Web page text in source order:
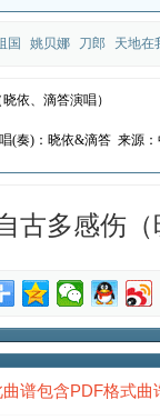
国 姚贝娜 刀郎 天地在
依、滴答演唱）
(奏)：晓依&滴答 来源
古多感伤
曲谱包含PDF格式